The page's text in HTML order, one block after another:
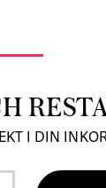
I DIN